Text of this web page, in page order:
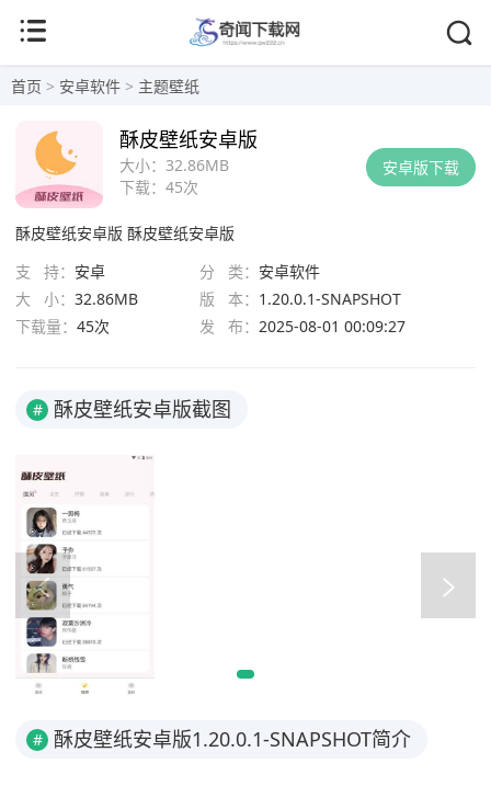
首页 > 安卓软件 > 主题壁纸
安卓版下载
大小： 32.86MB
下载： 45次
酥皮壁纸安卓版
酥皮壁纸安卓版 酥皮壁纸安卓版
支 持： 安卓 分 类： 安卓软件
大 小： 32.86MB 版 本： 1.20.0.1-SNAPSHOT
下载量： 45次 发 布： 2025-08-01 00:09:27
# 酥皮壁纸安卓版截图
# 酥皮壁纸安卓版1.20.0.1-SNAPSHOT简介